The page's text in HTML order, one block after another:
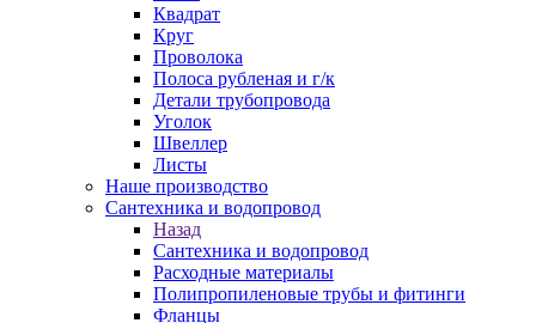
Квадрат
Круг
Проволока
Полоса рубленая и г/к
Детали трубопровода
Уголок
Швеллер
Листы
Наше производство
Сантехника и водопровод
Назад
Сантехника и водопровод
Расходные материалы
Полипропиленовые трубы и фитинги
Фланцы